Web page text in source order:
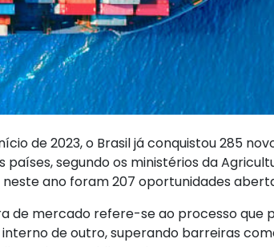
de 2023, o Brasil já conquistou 285
países, segundo os ministérios da
neste ano foram 207 oportunidades
de mercado refere-se ao processo que
de outro, superando barreiras